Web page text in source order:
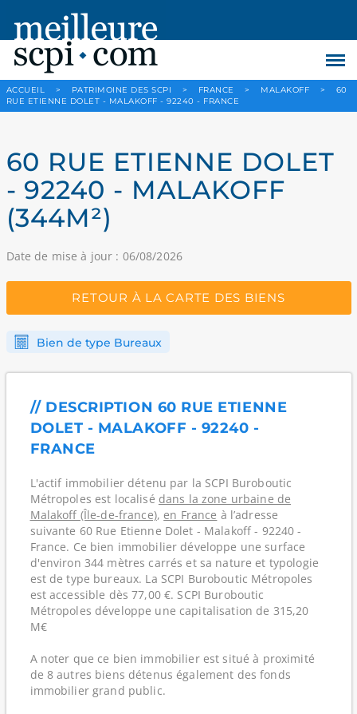
ACCUEIL > PATRIMOINE DES SCPI > FRANCE > MALAKOFF >
60
RUE ETIENNE DOLET - MALAKOFF - 92240 - FRANCE
60 RUE ETIENNE DOLET
- 92240 - MALAKOFF
(344M²)
Date de mise à jour : 06/08/2026
RETOUR À LA CARTE DES BIENS
Bien de type Bureaux
// DESCRIPTION 60 RUE ETIENNE
DOLET - MALAKOFF - 92240 -
FRANCE
L'actif immobilier détenu par la SCPI Buroboutic
Métropoles est localisé dans la zone urbaine de
Malakoff (Île-de-france), en France à l’adresse
suivante 60 Rue Etienne Dolet - Malakoff - 92240 -
France. Ce bien immobilier développe une surface
d'environ 344 mètres carrés et sa nature et typologie
est de type bureaux. La SCPI Buroboutic Métropoles
est accessible dès 77,00 €. SCPI Buroboutic
Métropoles développe une capitalisation de 315,20
M€
A noter que ce bien immobilier est situé à proximité
de 8 autres biens détenus également des fonds
immobilier grand public.